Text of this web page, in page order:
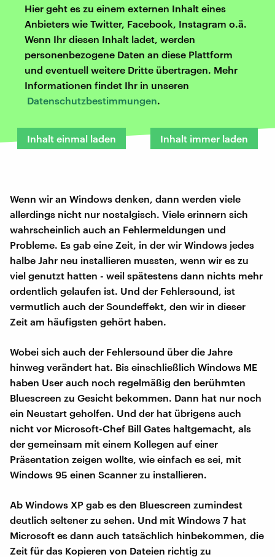
Hier geht es zu einem externen Inhalt eines
Anbieters wie Twitter, Facebook, Instagram o.ä.
Wenn Ihr diesen Inhalt ladet, werden
personenbezogene Daten an diese Plattform
und eventuell weitere Dritte übertragen. Mehr
Informationen findet Ihr in unseren
Datenschutzbestimmungen.
Inhalt einmal laden Inhalt immer laden
Wenn wir an Windows denken, dann werden viele
allerdings nicht nur nostalgisch. Viele erinnern sich
wahrscheinlich auch an Fehlermeldungen und
Probleme. Es gab eine Zeit, in der wir Windows jedes
halbe Jahr neu installieren mussten, wenn wir es zu
viel genutzt hatten - weil spätestens dann nichts mehr
ordentlich gelaufen ist. Und der Fehlersound, ist
vermutlich auch der Soundeffekt, den wir in dieser
Zeit am häufigsten gehört haben.
Wobei sich auch der Fehlersound über die Jahre
hinweg verändert hat. Bis einschließlich Windows ME
haben User auch noch regelmäßig den berühmten
Bluescreen zu Gesicht bekommen. Dann hat nur noch
ein Neustart geholfen. Und der hat übrigens auch
nicht vor Microsoft-Chef Bill Gates haltgemacht, als
der gemeinsam mit einem Kollegen auf einer
Präsentation zeigen wollte, wie einfach es sei, mit
Windows 95 einen Scanner zu installieren.
Ab Windows XP gab es den Bluescreen zumindest
deutlich seltener zu sehen. Und mit Windows 7 hat
Microsoft es dann auch tatsächlich hinbekommen, die
Zeit für das Kopieren von Dateien richtig zu